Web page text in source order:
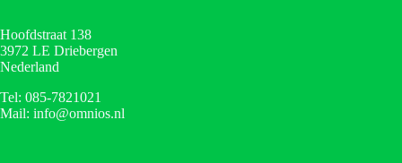
Hoofdstraat 138
3972 LE Driebergen
Nederland
Tel: 085-7821021
Mail: info@omnios.nl